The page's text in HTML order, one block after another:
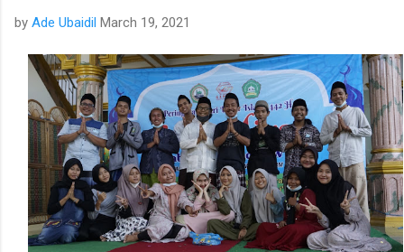
by Ade Ubaidil March 19, 2021